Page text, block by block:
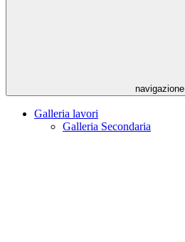
navigazione
Galleria lavori
Galleria Secondaria